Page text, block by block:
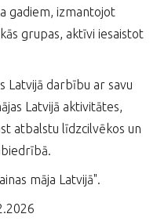
gadiem, izmantojot
grupas, aktīvi iesaistot
Latvijā darbību ar savu
Latvijā aktivitātes,
atbalstu līdzcilvēkos un
māja Latvijā".